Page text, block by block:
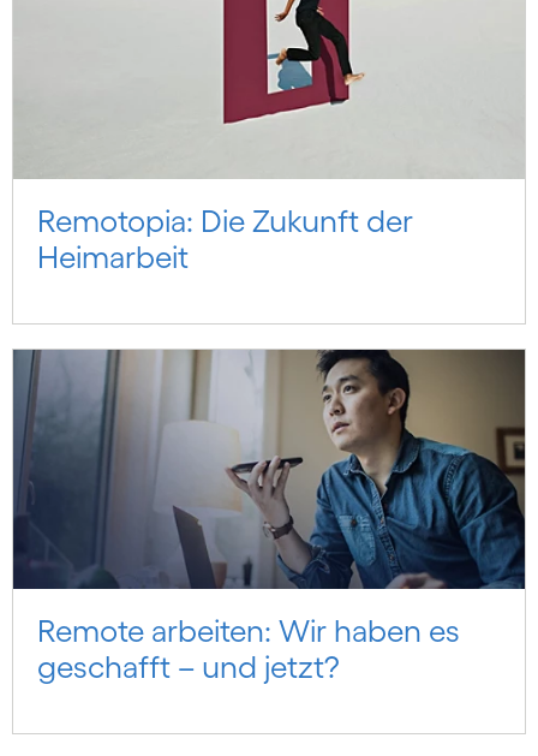
Remotopia: Die Zukunft der
Heimarbeit
Remote arbeiten: Wir haben es
geschafft – und jetzt?